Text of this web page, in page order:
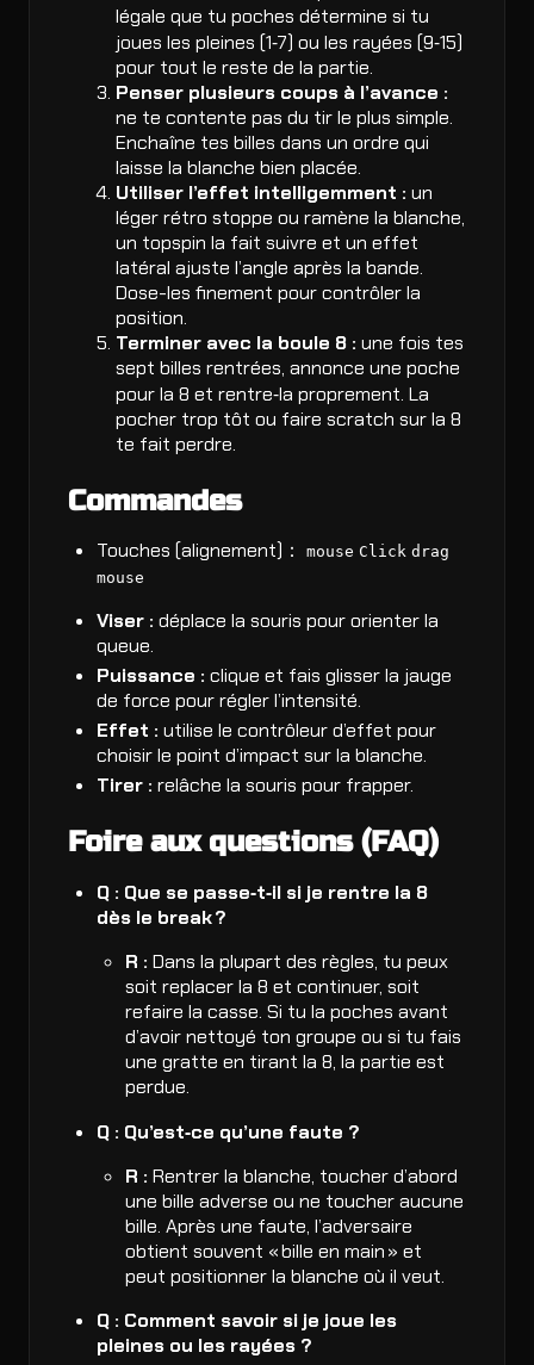
légale que tu poches détermine si tu
joues les pleines (1‑7) ou les rayées (9‑15)
pour tout le reste de la partie.
Penser plusieurs coups à l’avance :
ne te contente pas du tir le plus simple.
Enchaîne tes billes dans un ordre qui
laisse la blanche bien placée.
Utiliser l’effet intelligemment : un
léger rétro stoppe ou ramène la blanche,
un topspin la fait suivre et un effet
latéral ajuste l’angle après la bande.
Dose-les finement pour contrôler la
position.
Terminer avec la boule 8 : une fois tes
sept billes rentrées, annonce une poche
pour la 8 et rentre‑la proprement. La
pocher trop tôt ou faire scratch sur la 8
te fait perdre.
Commandes
Touches (alignement)： mouse Click drag
mouse
Viser : déplace la souris pour orienter la
queue.
Puissance : clique et fais glisser la jauge
de force pour régler l’intensité.
Effet : utilise le contrôleur d’effet pour
choisir le point d’impact sur la blanche.
Tirer : relâche la souris pour frapper.
Foire aux questions (FAQ)
Q : Que se passe‑t‑il si je rentre la 8
dès le break ?
R : Dans la plupart des règles, tu peux
soit replacer la 8 et continuer, soit
refaire la casse. Si tu la poches avant
d’avoir nettoyé ton groupe ou si tu fais
une gratte en tirant la 8, la partie est
perdue.
Q : Qu’est‑ce qu’une faute ?
R : Rentrer la blanche, toucher d’abord
une bille adverse ou ne toucher aucune
bille. Après une faute, l’adversaire
obtient souvent « bille en main » et
peut positionner la blanche où il veut.
Q : Comment savoir si je joue les
pleines ou les rayées ?